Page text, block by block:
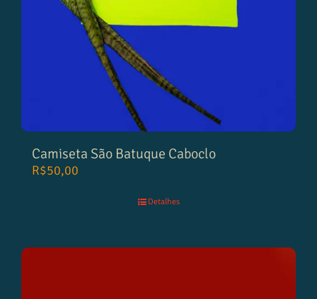
Camiseta São Batuque Caboclo
R$50,00
Detalhes